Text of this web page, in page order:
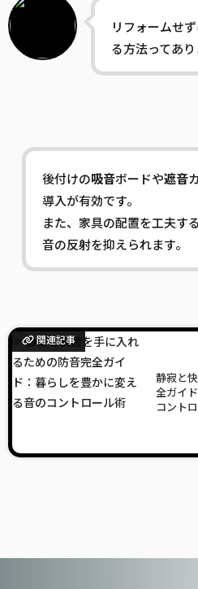
リフォームせ
る方法ってあり
後付けの吸音ボードや遮音
導入が有効です。
また、家具の配置を工夫す
音の反射を抑えられます。
関連記事
静寂と
全ガイ
コント